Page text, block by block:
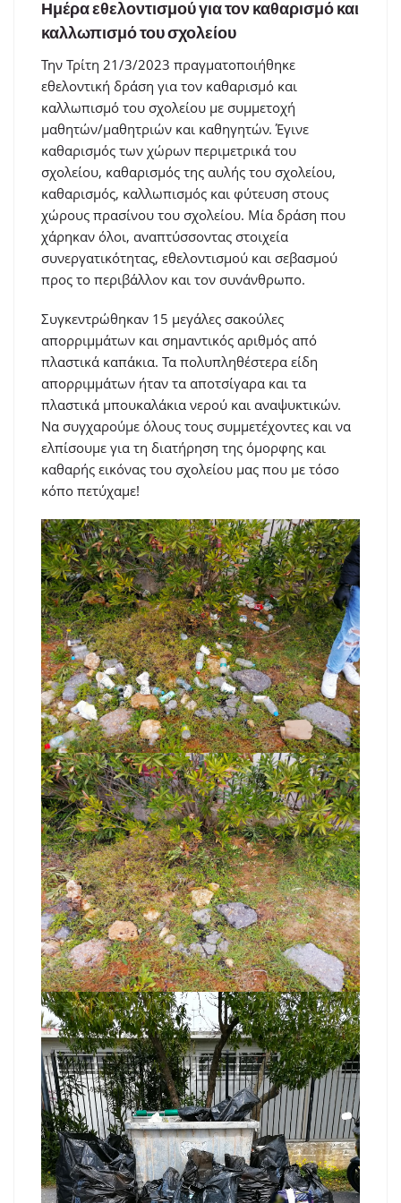
Ημέρα εθελοντισμού για τον καθαρισμό και
καλλωπισμό του σχολείου
Την Τρίτη 21/3/2023 πραγματοποιήθηκε
εθελοντική δράση για τον καθαρισμό και
καλλωπισμό του σχολείου με συμμετοχή
μαθητών/μαθητριών και καθηγητών. Έγινε
καθαρισμός των χώρων περιμετρικά του
σχολείου, καθαρισμός της αυλής του σχολείου,
καθαρισμός, καλλωπισμός και φύτευση στους
χώρους πρασίνου του σχολείου. Μία δράση που
χάρηκαν όλοι, αναπτύσσοντας στοιχεία
συνεργατικότητας, εθελοντισμού και σεβασμού
προς το περιβάλλον και τον συνάνθρωπο.
Συγκεντρώθηκαν 15 μεγάλες σακούλες
απορριμμάτων και σημαντικός αριθμός από
πλαστικά καπάκια. Τα πολυπληθέστερα είδη
απορριμμάτων ήταν τα αποτσίγαρα και τα
πλαστικά μπουκαλάκια νερού και αναψυκτικών.
Να συγχαρούμε όλους τους συμμετέχοντες και να
ελπίσουμε για τη διατήρηση της όμορφης και
καθαρής εικόνας του σχολείου μας που με τόσο
κόπο πετύχαμε!